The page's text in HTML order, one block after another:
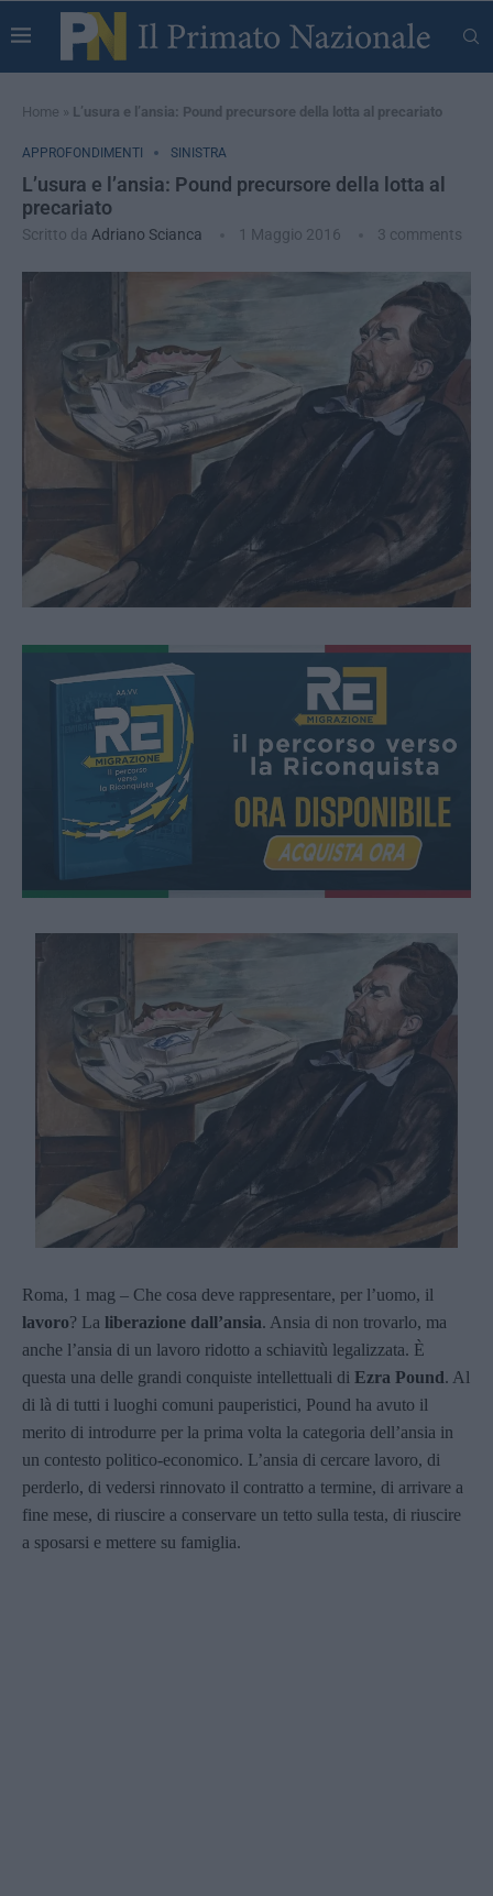
Home » L’usura e l’ansia: Pound precursore della lotta al precariato
APPROFONDIMENTI SINISTRA
L’usura e l’ansia: Pound precursore della lotta al
precariato
Scritto da Adriano Scianca 1 Maggio 2016 3 comments
Roma, 1 mag – Che cosa deve rappresentare, per l’uomo, il
lavoro? La liberazione dall’ansia. Ansia di non trovarlo, ma
anche l’ansia di un lavoro ridotto a schiavitù legalizzata. È
questa una delle grandi conquiste intellettuali di Ezra Pound. Al
di là di tutti i luoghi comuni pauperistici, Pound ha avuto il
merito di introdurre per la prima volta la categoria dell’ansia in
un contesto politico-economico. L’ansia di cercare lavoro, di
perderlo, di vedersi rinnovato il contratto a termine, di arrivare a
fine mese, di riuscire a conservare un tetto sulla testa, di riuscire
a sposarsi e mettere su famiglia.